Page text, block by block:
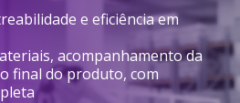
e eficiência em
acompanhamento da
final do produto, com